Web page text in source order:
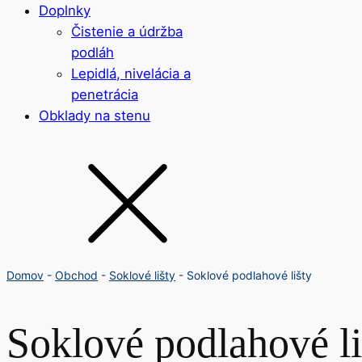
Doplnky
Čistenie a údržba
podláh
Lepidlá, nivelácia a
penetrácia
Obklady na stenu
Domov - Obchod - Soklové lišty - Soklové podlahové lišty
Soklové podlahové